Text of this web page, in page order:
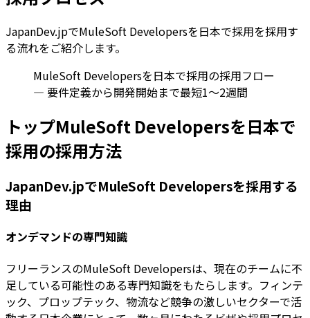
JapanDev.jpでMuleSoft Developersを日本で採用を採用す
る流れをご紹介します。
MuleSoft Developersを日本で採用の採用フロー
— 要件定義から開発開始まで最短1〜2週間
トップMuleSoft Developersを日本で
採用の採用方法
JapanDev.jpでMuleSoft Developersを採用する
理由
オンデマンドの専門知識
フリーランスのMuleSoft Developersは、現在のチームに不
足している可能性のある専門知識をもたらします。フィンテ
ック、プロップテック、物流など競争の激しいセクターで活